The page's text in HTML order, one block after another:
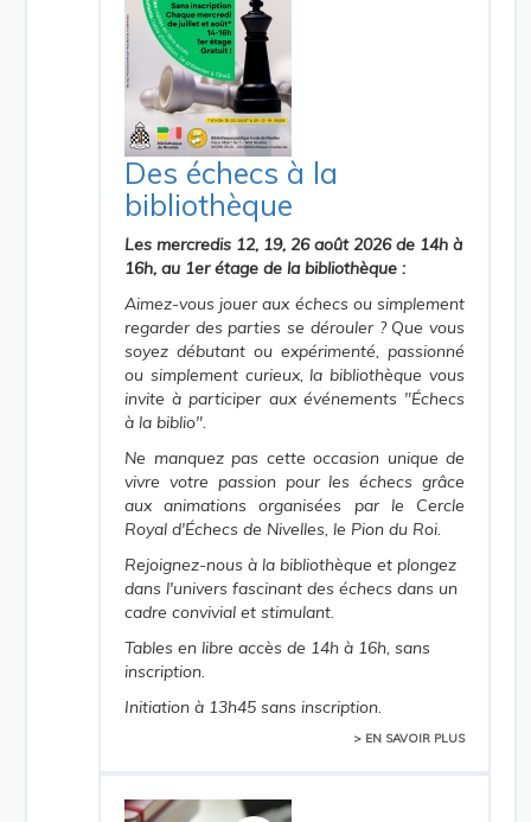
Des échecs à la
bibliothèque
Les mercredis 12, 19, 26 août 2026 de 14h à
16h, au 1er étage de la bibliothèque :
Aimez-vous jouer aux échecs ou simplement
regarder des parties se dérouler ? Que vous
soyez débutant ou expérimenté, passionné
ou simplement curieux, la bibliothèque vous
invite à participer aux événements "Échecs
à la biblio".
Ne manquez pas cette occasion unique de
vivre votre passion pour les échecs grâce
aux animations organisées par le Cercle
Royal d'Échecs de Nivelles, le Pion du Roi.
Rejoignez-nous à la bibliothèque et plongez
dans l'univers fascinant des échecs dans un
cadre convivial et stimulant.
Tables en libre accès de 14h à 16h, sans
inscription.
Initiation à 13h45 sans inscription.
> EN SAVOIR PLUS